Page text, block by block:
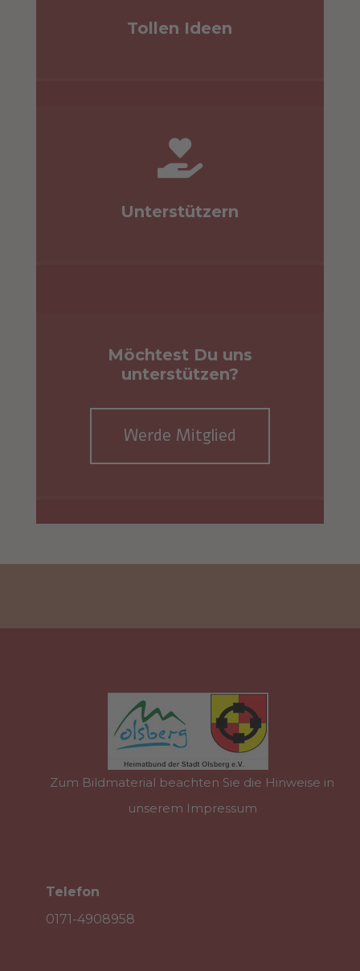
Tollen Ideen

Unterstützern
Möchtest Du uns
unterstützen?
Werde Mitglied
Zum Bildmaterial beachten Sie die Hinweise in
unserem Impressum
Telefon
0171-4908958